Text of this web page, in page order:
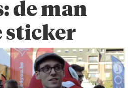
de man
sticker